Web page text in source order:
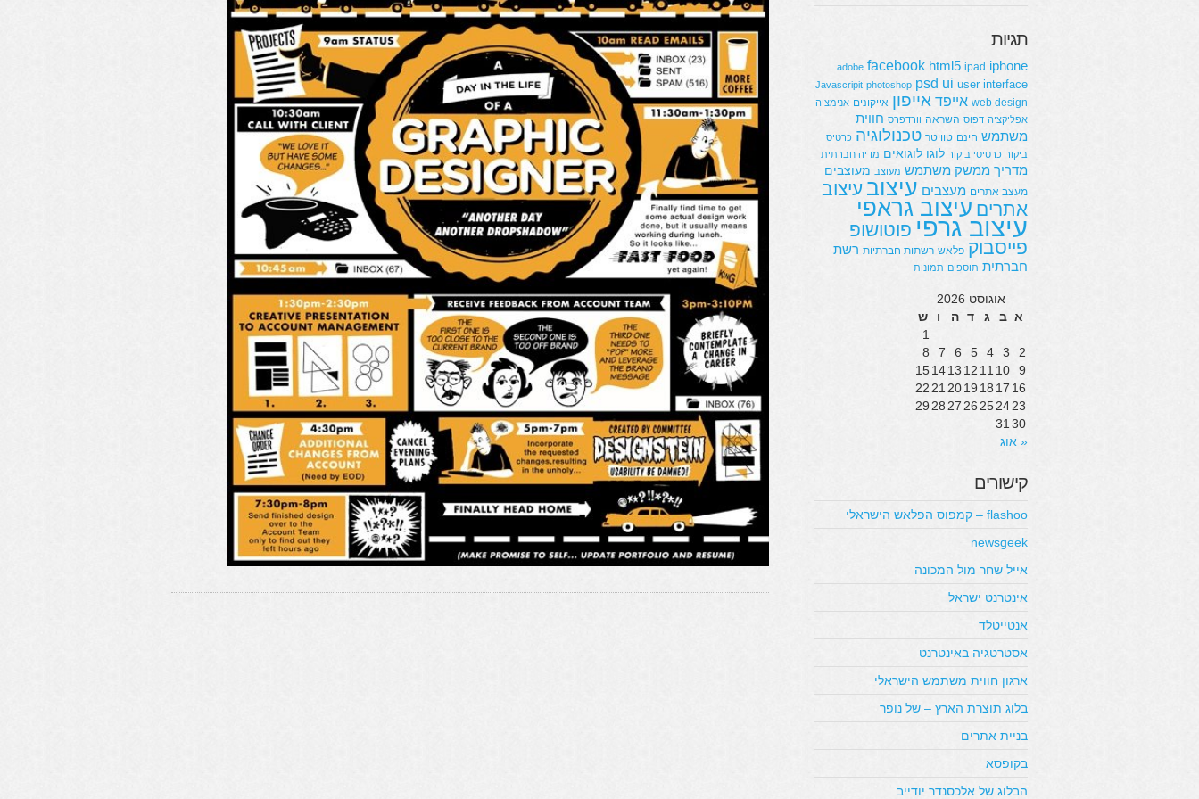
תגיות
adobe facebook html5 ipad iphone
Javascripit photoshop psd ui user interface
web design אייפד אייפון אייקונים אנימציה
אפליקציה דפוס השראה וורדפרס חווית
משתמש חינם טוויטר טכנולוגיה כרטיס
ביקור כרטיסי ביקור לוגו לוגואים מדיה חברתית
מדריך ממשק משתמש מעוצב מעוצבים
מעצב אתרים מעצבים עיצוב עיצוב
אתרים עיצוב גראפי
עיצוב גרפי פוטושופ
פייסבוק פלאש רשתות חברתיות רשת
חברתית תוספים תמונות
אוגוסט 2026
א ב ג ד ה ו
ש
1
2
3
4
5
6
7
8
9
10
11
12
13
14
15
16
17
18
19
20
21
22
23
24
25
26
27
28
29
30
31
« אוג
קישורים
flashoo – קמפוס הפלאש הישראלי
newsgeek
אייל שחר מול המכונה
אינטרנט ישראל
אנטייטלד
אסטרטגיה באינטרנט
ארגון חווית משתמש הישראלי
בלוג תוצרת הארץ – של נופר
בניית אתרים
בקופסא
הבלוג של אלכסנדר יודייב